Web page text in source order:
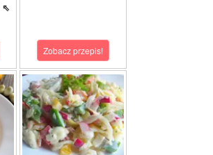
⇖
Zobacz przepis!